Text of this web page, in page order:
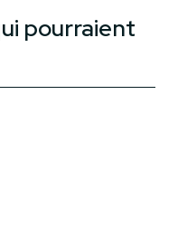
pourraient